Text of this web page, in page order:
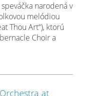
narodená v
melódiou
Thou Art“), ktorú
Choir a